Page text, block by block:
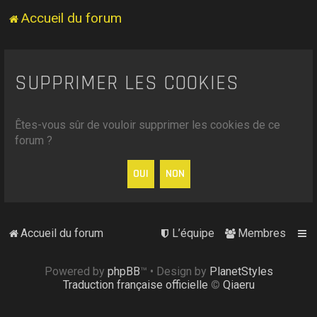
Accueil du forum
SUPPRIMER LES COOKIES
Êtes-vous sûr de vouloir supprimer les cookies de ce
forum ?
Accueil du forum Membres
L’équipe
Powered by phpBB™ • Design by PlanetStyles
Traduction française officielle © Qiaeru